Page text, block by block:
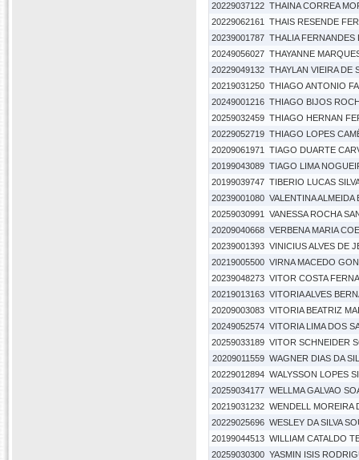
20229037122 THAINA CORREA
20229062161
THAIS RESENDE
20239001787 THALIA FERNANDES
20249056027 THAYANNE
20229049132 THAYLAN VIEIRA DE
20219031250 THIAGO ANTONIO
20249001216 THIAGO BIJOS
20259032459 THIAGO HERNAN
20229052719 THIAGO LOPES
20209061971
TIAGO DUARTE
20199043089 TIAGO LIMA
20199039747 TIBERIO LUCAS
20239001080 VALENTINA ALMEIDA
20259030991
VANESSA ROCHA
20209040668 VERBENA MARIA
20239001393 VINICIUS ALVES DE
20219005500 VIRNA MACEDO
20239048273 VITOR COSTA
20219013163 VITORIA ALVES
20209003083 VITORIA BEATRIZ
20249052574 VITORIA LIMA DOS
20259033189 VITOR SCHNEIDER
20209011559 WAGNER DIAS DA
20229012894 WALYSSON LOPES
20259034177 WELLMA GALVAO
20219031232 WENDELL MOREIRA
20229025696 WESLEY DA SILVA
20199044513 WILLIAM CATALDO
20259030300 YASMIN ISIS